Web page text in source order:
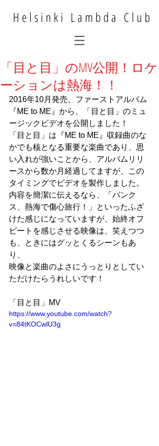
Helsinki Lambda Club
「目と目」のMV公開！ロケ
ーションは熱海！！
2016年10月発売、ファーストアルバム
『ME to ME』から、「目と目」のミュ
ージックビデオを公開しました！
「目と目」は『ME to ME』収録曲のな
かでも核となる重要な楽曲であり、思
い入れが強いことから、アルバムリリ
ースから数か月経過してますが、この
タイミングでビデオを製作しました。
内容を簡潔に伝えるなら、「パンク
ス、熱海で傷心旅行！」といったふざ
けた感じになっていますが、始終オフ
ビートを感じさせる映像は、笑えつつ
も、ときにはグッとくるシーンもあ
り、
映像と楽曲のよさにうっとりとしてい
ただけたらうれしいです！
「目と目」MV
https://www.youtube.com/watch?
v=84tKOCwlU3g